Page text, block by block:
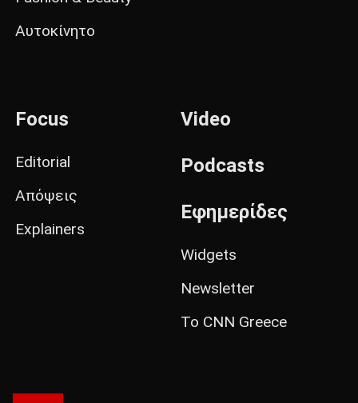
Αυτοκίνητο
Focus
Editorial
Απόψεις
Explainers
Video
Podcasts
Εφημερίδες
Widgets
Newsletter
Το CNN Greece